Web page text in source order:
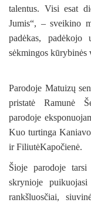
talentus. Visi esat
Jumis“, – sveikino
padėkas,
sėkmingos kūrybinės
Parodoje Matuizų
pristatė Ramunė
parodoje
Kuo turtinga
ir FiliutėKapočienė.
Šioje parodoje tarsi
skrynioje
rankšluosčiai,